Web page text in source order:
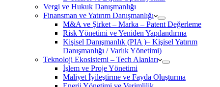
Vergi ve Hukuk Danışmanlığı
Finansman ve Yatırım Danışmanlığı
M&A ve Şirket – Marka – Patent Değerleme
Risk Yönetimi ve Yeniden Yapılandırma
Kişisel Danışmanlık (PIA )– Kişisel Yatırım
Danışmanlığı / Varlık Yönetimi)
Teknoloji Ekosistemi – Tech Alanları
İşlem ve Proje Yönetimi
Maliyet İyileştirme ve Fayda Oluşturma